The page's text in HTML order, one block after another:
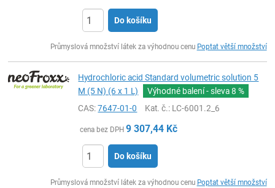
Do košíku
Průmyslová množství látek za výhodnou cenu Poptat větší množství
Hydrochloric acid Standard volumetric solution 5
M (5 N) (6 x 1 L)
Výhodné balení - sleva8 %
CAS:7647-01-0 Kat. č.: LC-6001.2_6
cena bez DPH 9 307,44 Kč
Do košíku
Průmyslová množství látek za výhodnou cenu Poptat větší množství